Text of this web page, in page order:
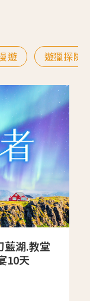
遊 遊獵探險
藍湖.教堂
10天